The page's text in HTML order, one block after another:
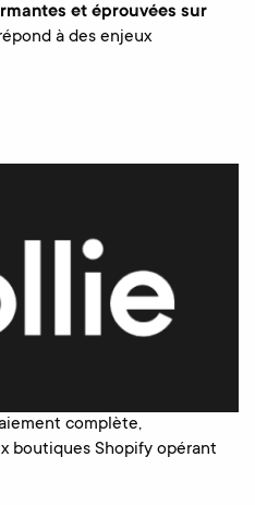
et éprouvées sur
à des enjeux
complète,
boutiques Shopify opérant